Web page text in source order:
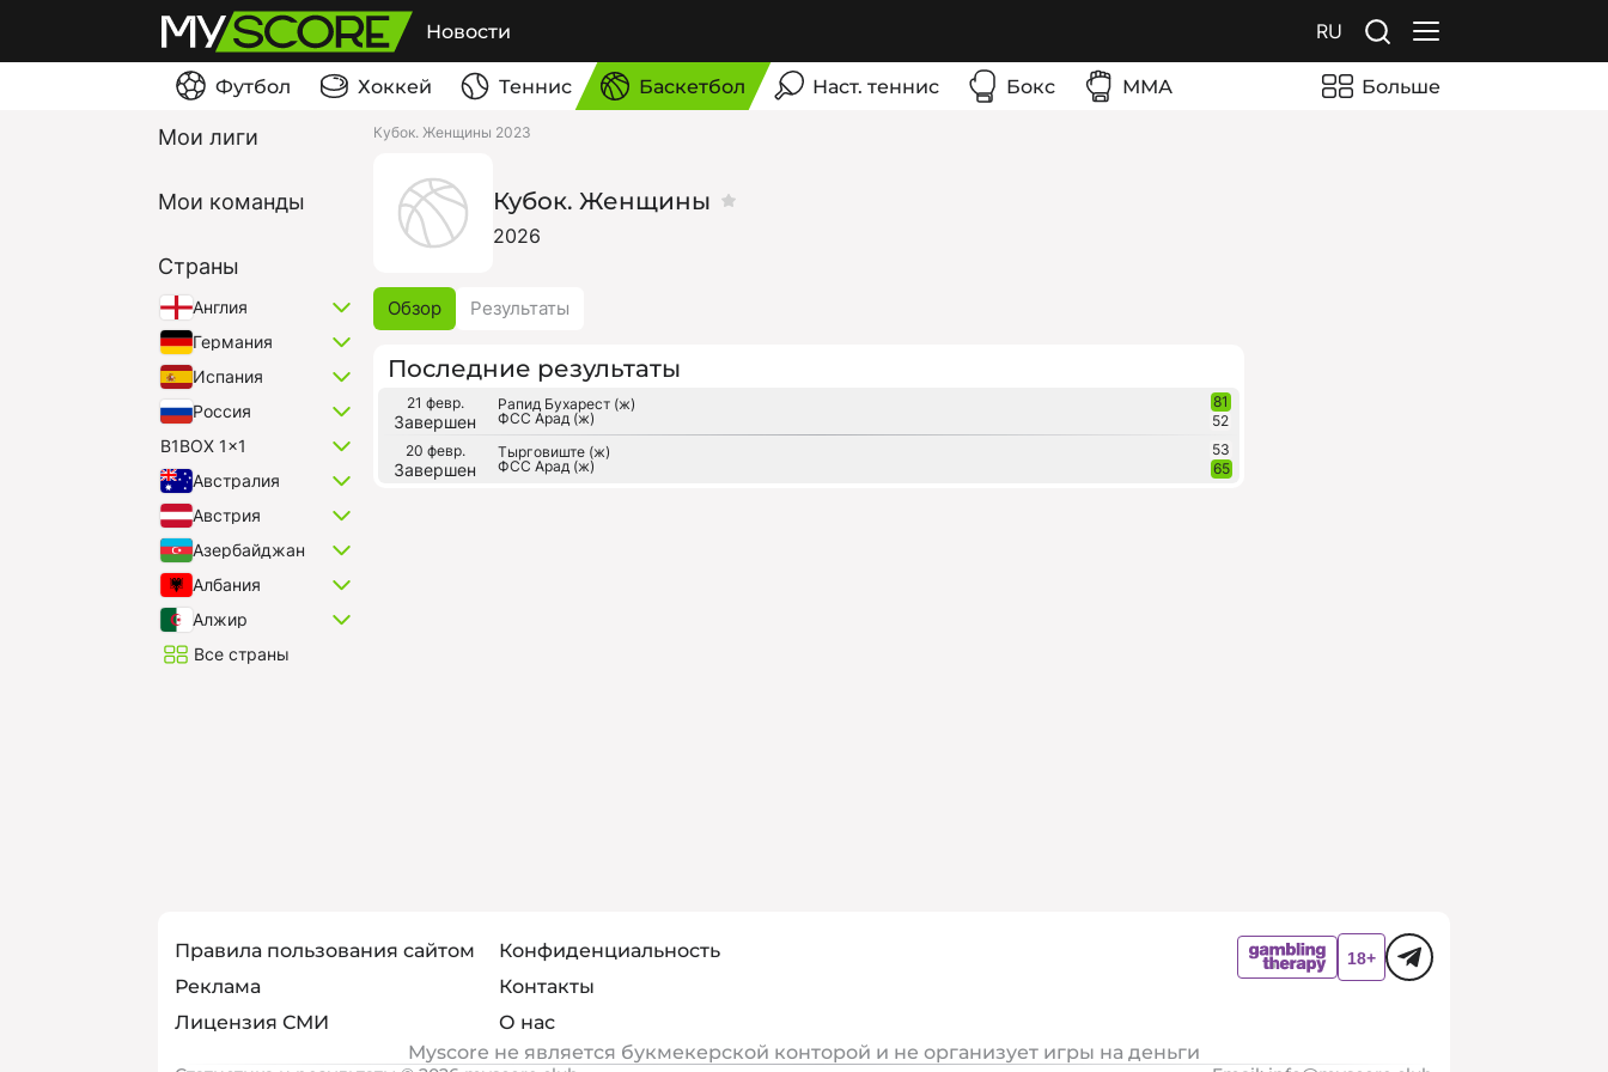
Новости RU
Футбол Хоккей Теннис Баскетбол Наст. теннис Бокс ММА Больше
Мои лиги
Мои команды
Страны
Англия
Германия
Испания
Россия
B1BOX 1x1
Австралия
Австрия
Азербайджан
Албания
Алжир
Все страны
Кубок. Женщины 2023
Кубок. Женщины
2026
Обзор Результаты
Последние результаты
21 февр.
Завершен
Рапид Бухарест (ж)
ФСС Арад (ж)
81
52
20 февр.
Завершен
Тырговиште (ж)
ФСС Арад (ж)
53
65
Правила пользования сайтом
Конфиденциальность
Реклама
Контакты
Лицензия СМИ
О нас
Myscore не является букмекерской конторой и не организует игры на деньги